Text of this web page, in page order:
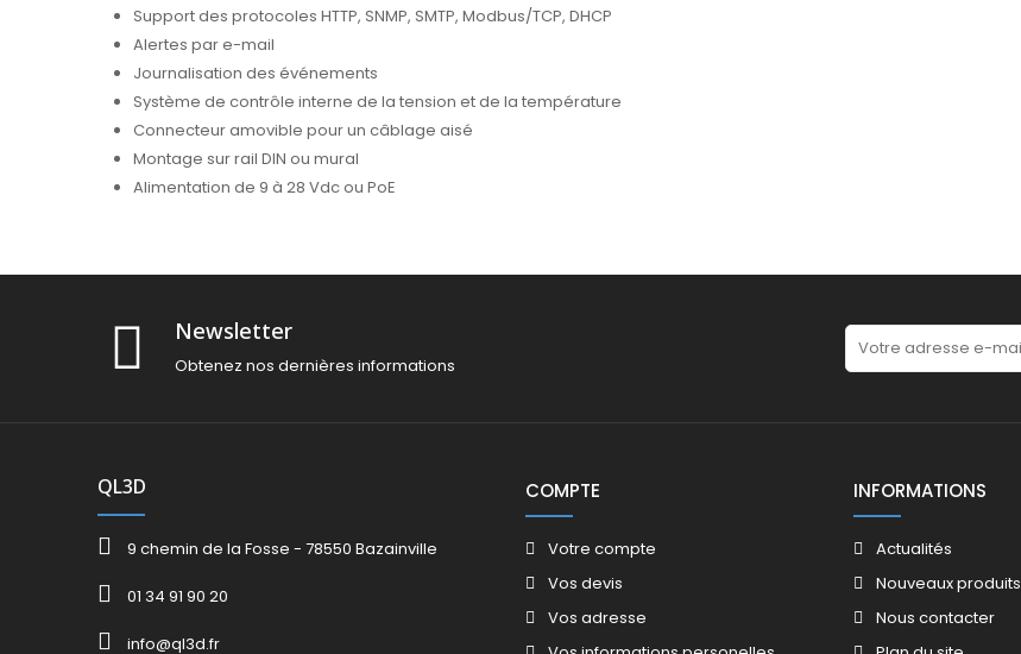
Support des protocoles HTTP, SNMP, SMTP, Modbus/TCP, DHCP
Alertes par e-mail
Journalisation des événements
Système de contrôle interne de la tension et de la température
Connecteur amovible pour un câblage aisé
Montage sur rail DIN ou mural
Alimentation de 9 à 28 Vdc ou PoE
Newsletter
Obtenez nos dernières informations
QL3D
9 chemin de la Fosse - 78550 Bazainville
01 34 91 90 20
info@ql3d.fr
COMPTE
Votre compte
Vos devis
Vos adresse
INFORMATIONS
Actualités
Nouveaux produits
Nous contacter